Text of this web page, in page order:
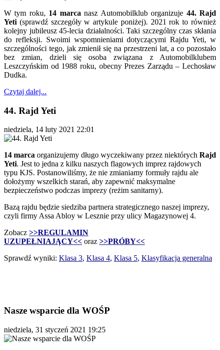
W tym roku, 14 marca nasz Automobilklub organizuje 44. Rajd
Yeti (sprawdź szczegóły w artykule poniżej). 2021 rok to również
kolejny jubileusz 45-lecia działalności. Taki szczególny czas skłania
do refleksji. Swoimi wspomnieniami dotyczącymi Rajdu Yeti, w
szczególności tego, jak zmienił się na przestrzeni lat, a co pozostało
bez zmian, dzieli się osoba związana z Automobilklubem
Leszczyńskim od 1988 roku, obecny Prezes Zarządu – Lechosław
Dudka.
Czytaj dalej...
44. Rajd Yeti
niedziela, 14 luty 2021 22:01
14 marca organizujemy długo wyczekiwany przez niektórych Rajd
Yeti. Jest to jedna z kilku naszych flagowych imprez rajdowych
typu KJS. Postanowiliśmy, że nie zmianiamy formuły rajdu ale
dołożymy wszelkich starań, aby zapewnić maksymalne
bezpieczeństwo podczas imprezy (reżim sanitarny).
Bazą rajdu będzie siedziba partnera strategicznego naszej imprezy,
czyli firmy Assa Abloy w Lesznie przy ulicy Magazynowej 4.
Zobacz >>REGULAMIN
UZUPEŁNIAJĄCY<< oraz >>PRÓBY<<
Sprawdź wyniki: Klasa 3, Klasa 4, Klasa 5, Klasyfikacja generalna
Nasze wsparcie dla WOŚP
niedziela, 31 styczeń 2021 19:25